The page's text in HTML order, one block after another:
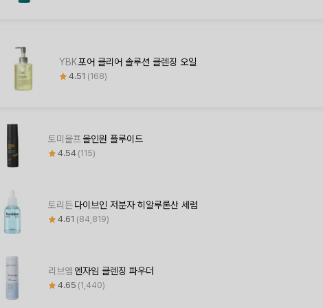
YBK포어 클리어 솔루션 클렌징 오일
4.51 168
토미울프 올인원 플루이드
4.54 115
토리든다이브인 저분자 히알루론산 세럼
4.61 84,819
리브엠 엔자임 클렌징 파우더
4.65 1,440